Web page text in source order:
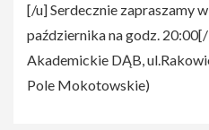
[/u] Serdecznie zapraszamy
października na godz.
Akademickie DĄB,
Pole Mokotowskie)